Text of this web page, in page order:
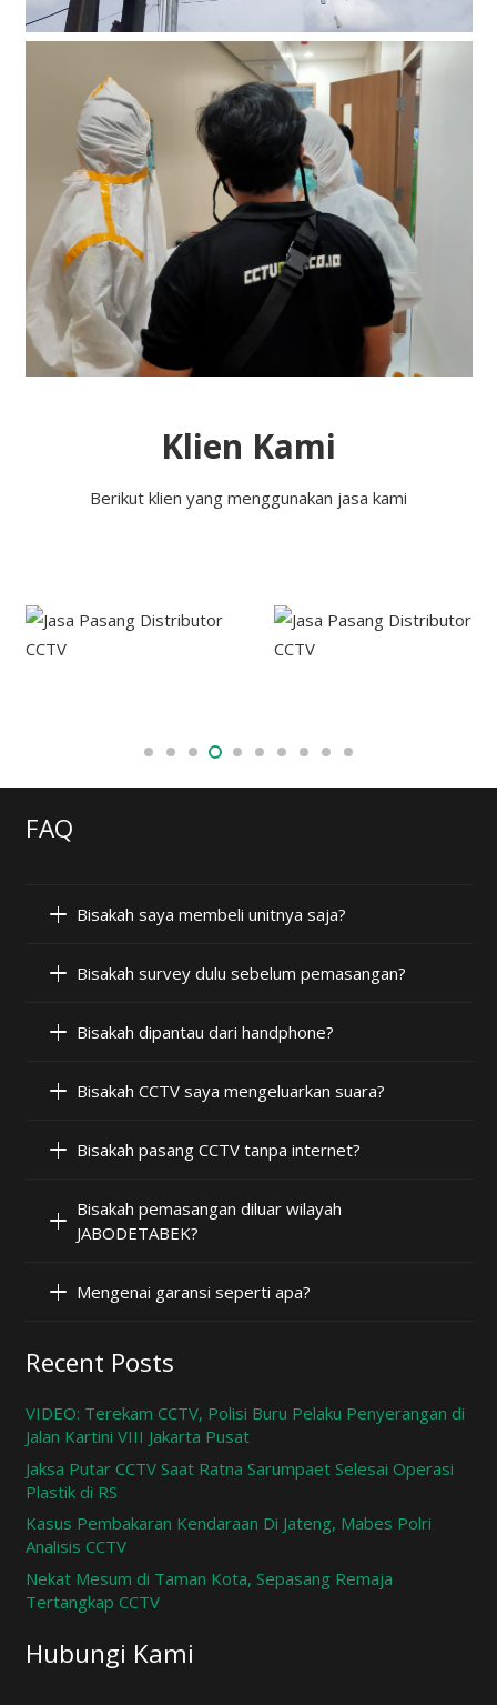
Klien Kami
Berikut klien yang menggunakan jasa kami
FAQ
Bisakah saya membeli unitnya saja?
Bisakah survey dulu sebelum pemasangan?
Bisakah dipantau dari handphone?
Bisakah CCTV saya mengeluarkan suara?
Bisakah pasang CCTV tanpa internet?
Bisakah pemasangan diluar wilayah
JABODETABEK?
Mengenai garansi seperti apa?
Recent Posts
VIDEO: Terekam CCTV, Polisi Buru Pelaku Penyerangan di
Jalan Kartini VIII Jakarta Pusat
Jaksa Putar CCTV Saat Ratna Sarumpaet Selesai Operasi
Plastik di RS
Kasus Pembakaran Kendaraan Di Jateng, Mabes Polri
Analisis CCTV
Nekat Mesum di Taman Kota, Sepasang Remaja
Tertangkap CCTV
Hubungi Kami